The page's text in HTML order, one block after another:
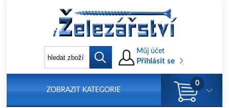
Můj účet
Přihlásit se
ZOBRAZIT KATEGORIE
0